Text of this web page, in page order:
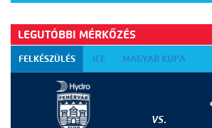
LEGUTÓBBI MÉRKŐZÉS
FELKÉSZÜLÉS ICE MAGYAR KUPA
VS.